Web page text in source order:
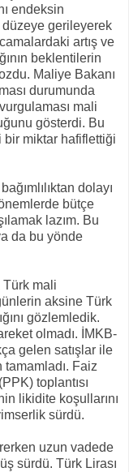
endeksin
düzeye gerileyerek
artış ve
beklentilerin
Maliye Bakanı
durumunda
mali
gösterdi. Bu
bir miktar hafiflettiği
dolayı
bütçe
lazım. Bu
da bu yönde
Türk mali
aksine Türk
gözlemledik.
olmadı. İMKB-
gelen satışlar ile
Faiz
toplantısı
likidite koşullarını
sürdü.
uzun vadede
sürdü. Türk Lirası